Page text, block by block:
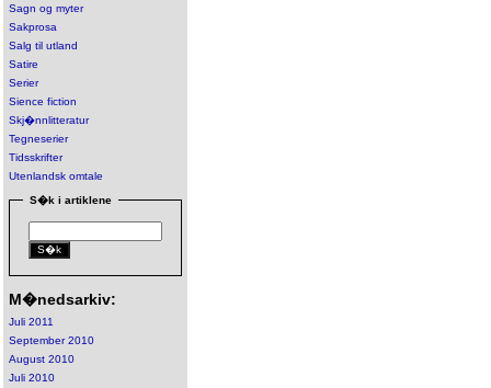
Sagn og myter
Sakprosa
Salg til utland
Satire
Serier
Sience fiction
Skj�nnlitteratur
Tegneserier
Tidsskrifter
Utenlandsk omtale
S�k i artiklene
M�nedsarkiv:
Juli 2011
September 2010
August 2010
Juli 2010